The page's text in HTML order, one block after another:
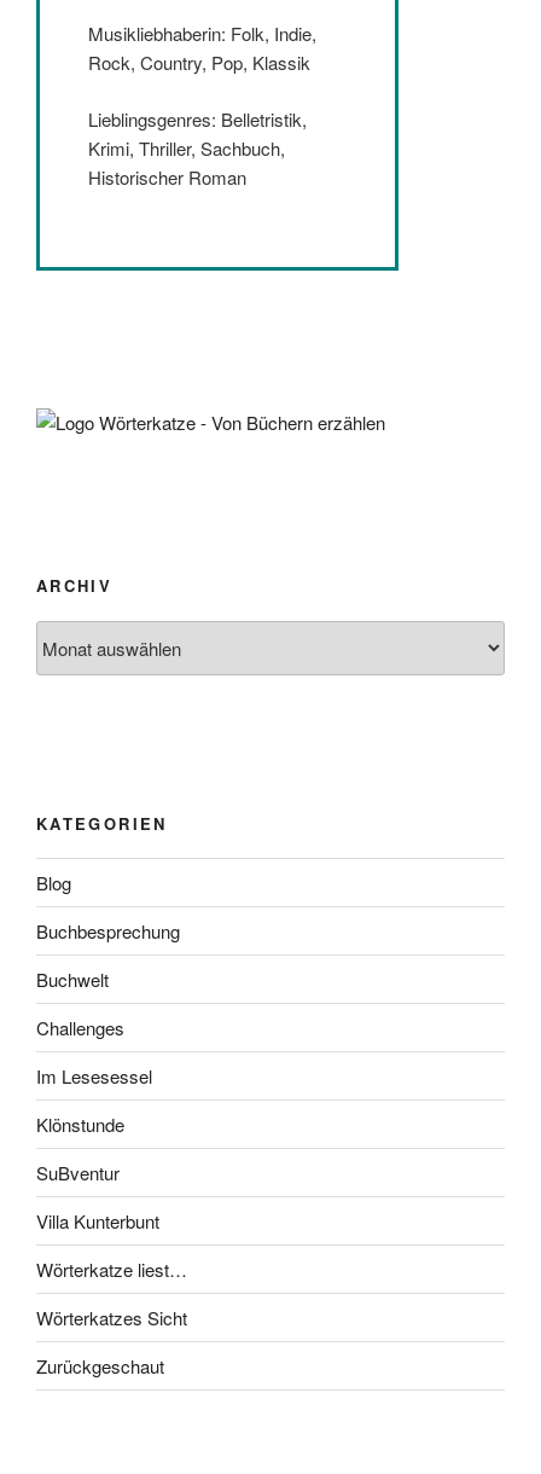
Musikliebhaberin: Folk, Indie,
Rock, Country, Pop, Klassik
Lieblingsgenres: Belletristik,
Krimi, Thriller, Sachbuch,
Historischer Roman
ARCHIV
KATEGORIEN
Blog
Buchbesprechung
Buchwelt
Challenges
Im Lesesessel
Klönstunde
SuBventur
Villa Kunterbunt
Wörterkatze liest…
Wörterkatzes Sicht
Zurückgeschaut